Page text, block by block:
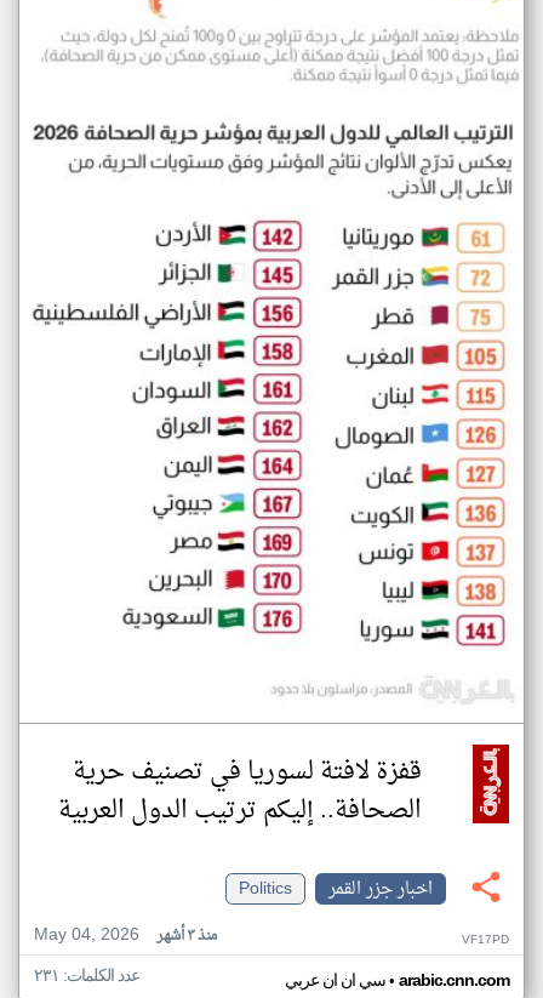
قفزة لافتة لسوريا في تصنيف حرية
الصحافة.. إليكم ترتيب الدول العربية
اخبار جزر القمر
Politics
May 04, 2026
منذ ٣ أشهر VF17PD
سي ان ان عربي• arabic.cnn.com عدد الكلمات: ٢٣١